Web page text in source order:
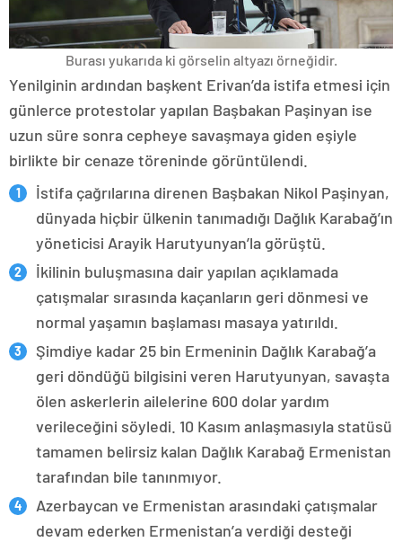
Burası yukarıda ki görselin altyazı örneğidir.
Yenilginin ardından başkent Erivan’da istifa etmesi için
günlerce protestolar yapılan Başbakan Paşinyan ise
uzun süre sonra cepheye savaşmaya giden eşiyle
birlikte bir cenaze töreninde görüntülendi.
İstifa çağrılarına direnen Başbakan Nikol Paşinyan,
dünyada hiçbir ülkenin tanımadığı Dağlık Karabağ’ın
yöneticisi Arayik Harutyunyan’la görüştü.
İkilinin buluşmasına dair yapılan açıklamada
çatışmalar sırasında kaçanların geri dönmesi ve
normal yaşamın başlaması masaya yatırıldı.
Şimdiye kadar 25 bin Ermeninin Dağlık Karabağ’a
geri döndüğü bilgisini veren Harutyunyan, savaşta
ölen askerlerin ailelerine 600 dolar yardım
verileceğini söyledi. 10 Kasım anlaşmasıyla statüsü
tamamen belirsiz kalan Dağlık Karabağ Ermenistan
tarafından bile tanınmıyor.
Azerbaycan ve Ermenistan arasındaki çatışmalar
devam ederken Ermenistan’a verdiği desteği